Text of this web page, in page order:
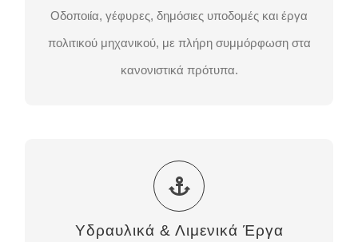
Οδοποιία, γέφυρες, δημόσιες υποδομές και έργα
πολιτικού μηχανικού, με πλήρη συμμόρφωση στα
κανονιστικά πρότυπα.
κανονιστικά πρότυπα.
Υδραυλικά & Λιμενικά Έργα
Υδραυλικά & Λιμενικά Έργα
Συστήματα διαχείρισης υδάτων, υδραυλικές
υποδομές, λιμενικές εγκαταστάσεις και θαλάσσια